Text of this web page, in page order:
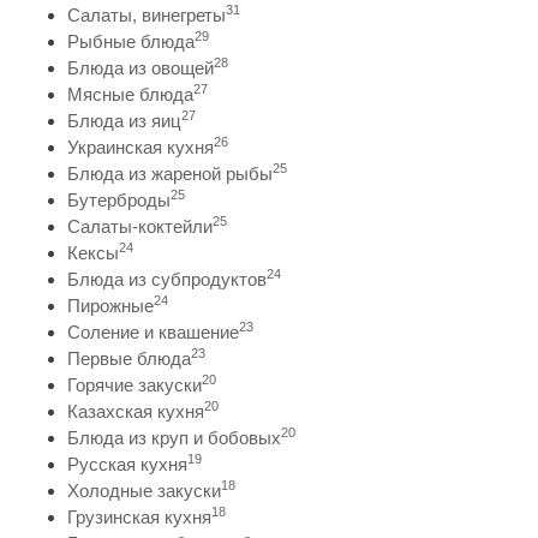
Салаты, винегреты31
Рыбные блюда29
Блюда из овощей28
Мясные блюда27
Блюда из яиц27
Украинская кухня26
Блюда из жареной рыбы25
Бутерброды25
Салаты-коктейли25
Кексы24
Блюда из субпродуктов24
Пирожные24
Соление и квашение23
Первые блюда23
Горячие закуски20
Казахская кухня20
Блюда из круп и бобовых20
Русская кухня19
Холодные закуски18
Грузинская кухня18